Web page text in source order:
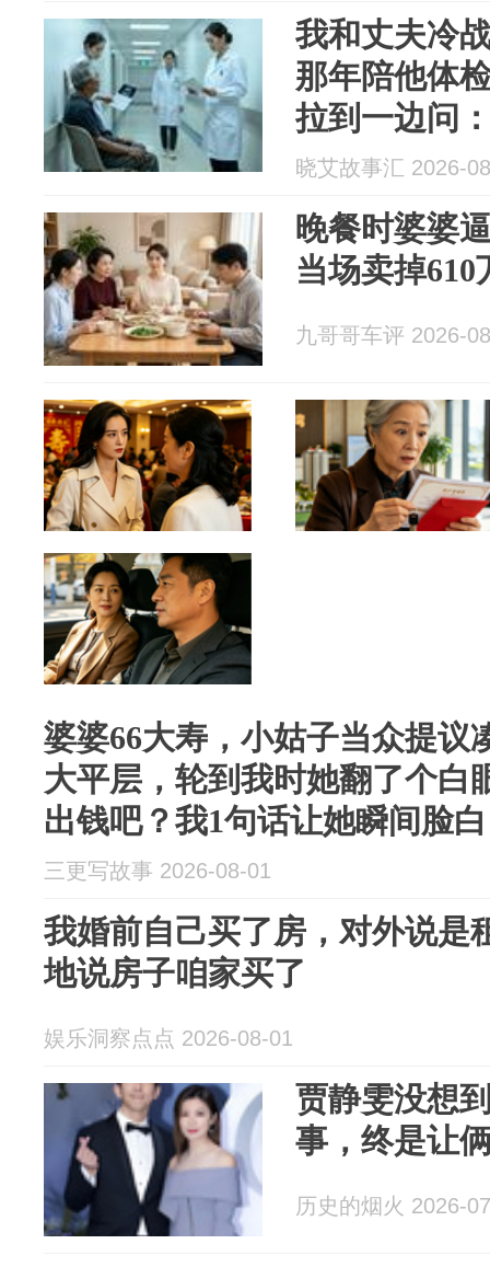
我和丈夫冷
那年陪他体
拉到一边问
前那个手术
晓艾故事汇 2026-
晚餐时婆婆
当场卖掉
九哥哥车评 2026-
婆婆66大寿，小姑子当众提议
大平层，轮到我时她翻了个白
出钱吧？我1句话让她瞬间脸白
三更写故事 2026-08-01
我婚前自己买了房，对外说是
地说房子咱家买了
娱乐洞察点点 2026-08-01
贾静雯没想
事，终是让
历史的烟火 2026-